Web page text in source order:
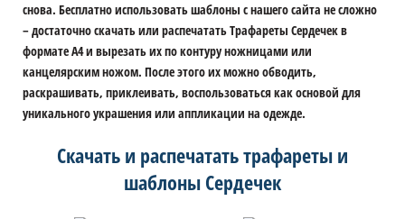
снова. Бесплатно использовать шаблоны с нашего сайта не сложно
– достаточно скачать или распечатать Трафареты Сердечек в
формате А4 и вырезать их по контуру ножницами или
канцелярским ножом. После этого их можно обводить,
раскрашивать, приклеивать, воспользоваться как основой для
уникального украшения или аппликации на одежде.
Скачать и распечатать трафареты и
шаблоны Сердечек